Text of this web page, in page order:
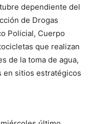
dependiente del
de Drogas
Policial, Cuerpo
que realizan
de la toma de agua,
en sitios estratégicos